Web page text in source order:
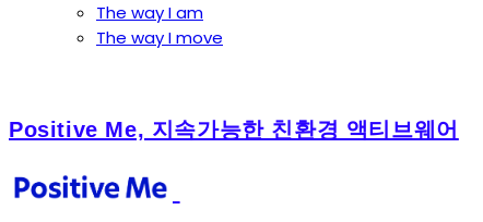
The way I am
The way I move
Positive Me, 지속가능한 친환경 액티브웨어